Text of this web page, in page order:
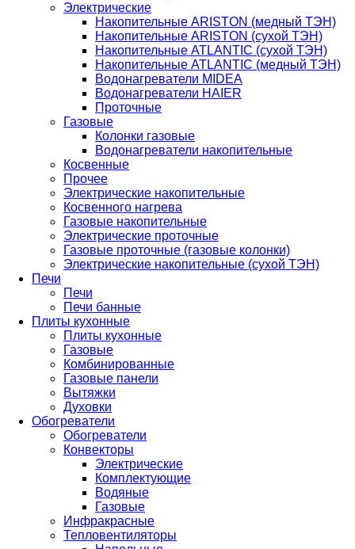
Электрические
Накопительные ARISTON (медный ТЭН)
Накопительные ARISTON (сухой ТЭН)
Накопительные ATLANTIC (сухой ТЭН)
Накопительные ATLANTIC (медный ТЭН)
Водонагреватели MIDEA
Водонагреватели HAIER
Проточные
Газовые
Колонки газовые
Водонагреватели накопительные
Косвенные
Прочее
Электрические накопительные
Косвенного нагрева
Газовые накопительные
Электрические проточные
Газовые проточные (газовые колонки)
Электрические накопительные (сухой ТЭН)
Печи
Печи
Печи банные
Плиты кухонные
Плиты кухонные
Газовые
Комбинированные
Газовые панели
Вытяжки
Духовки
Обогреватели
Обогреватели
Конвекторы
Электрические
Комплектующие
Водяные
Газовые
Инфракрасные
Тепловентиляторы